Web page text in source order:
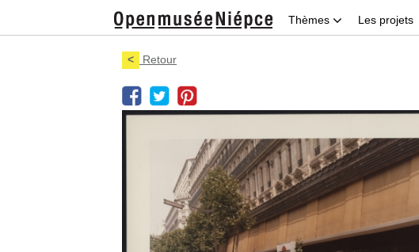
Thèmes Les projets
< Retour